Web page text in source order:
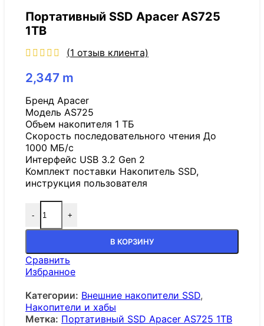
Портативный SSD Apacer AS725
1TB
(1 отзыв клиента)
2,347 m
Бренд Apacer
Модель AS725
Объем накопителя 1 ТБ
Скорость последовательного чтения До
1000 МБ/с
Интерфейс USB 3.2 Gen 2
Комплект поставки Накопитель SSD,
инструкция пользователя
- +
В КОРЗИНУ
Сравнить
Избранное
Категории: Внешние накопители SSD,
Накопители и хабы
Метка: Портативный SSD Apacer AS725 1TB